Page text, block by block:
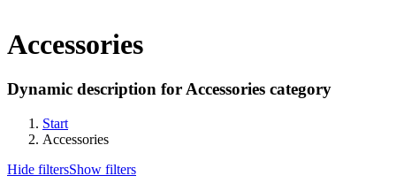
Accessories
Dynamic description for Accessories category
Start
Accessories
Hide filtersShow filters